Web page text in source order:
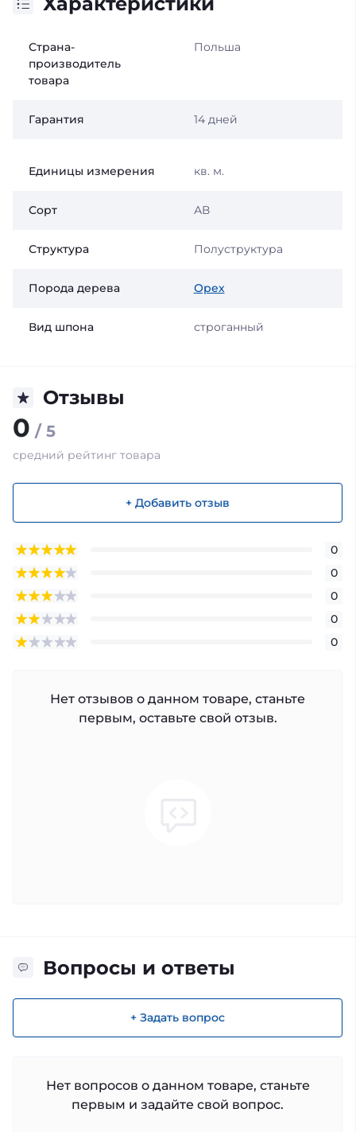
Страна-
производитель
товара
Польша
Гарантия 14 дней
Единицы измерения кв. м.
Сорт АВ
Структура Полуструктура
Порода дерева Орех
Вид шпона строганный
Отзывы
0 / 5
средний рейтинг товара
+ Добавить отзыв
0
0
0
0
0
Нет отзывов о данном товаре, станьте
первым, оставьте свой отзыв.
Вопросы и ответы
+ Задать вопрос
Нет вопросов о данном товаре, станьте
первым и задайте свой вопрос.